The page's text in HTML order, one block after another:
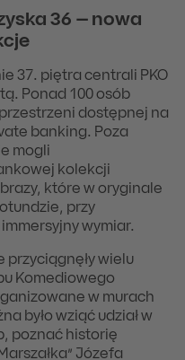
36 – nowa
37. piętra centrali PKO
Ponad 100 osób
dostępnej na
banking. Poza
mogli
kolekcji
które w oryginale
przy
wymiar.
przyciągnęły wielu
Komediowego
w murach
było wziąć udział w
poznać historię
Józefa